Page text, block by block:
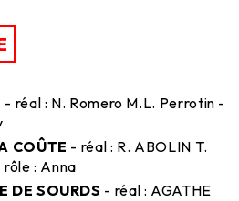
- réal : N. Romero M.L. Perrotin -
COÛTE - réal : R. ABOLIN T.
: Anna
DE SOURDS - réal : AGATHE